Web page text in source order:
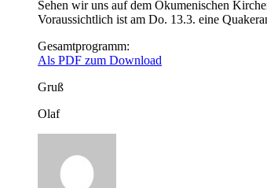
Sehen wir uns auf dem Ökumenischen
Voraussichtlich ist am Do. 13.3. eine
Gesamtprogramm:
Als PDF zum Download
Gruß
Olaf